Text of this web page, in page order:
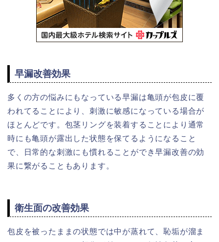
早漏改善効果
多くの方の悩みにもなっている早漏は亀頭が包皮に覆
われてることにより、刺激に敏感になっている場合が
ほとんどです。包茎リングを装着することにより通常
時にも亀頭が露出した状態を保てるようになること
で、日常的な刺激にも慣れることができ早漏改善の効
果に繋がることもあります。
衛生面の改善効果
包皮を被ったままの状態では中が蒸れて、恥垢が溜ま